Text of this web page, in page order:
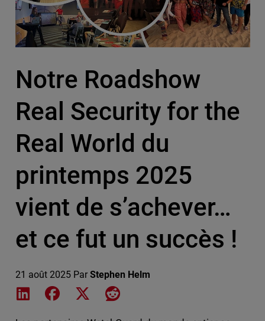
Notre Roadshow
Real Security for the
Real World du
printemps 2025
vient de s’achever…
et ce fut un succès !
21 août 2025 Par Stephen Helm
Share on LinkedIn
Share on Facebook
Share on XShare on Reddit